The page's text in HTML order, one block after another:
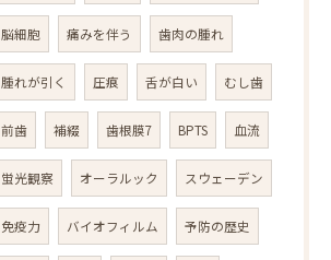
脳細胞 痛みを伴う 歯肉の腫れ
腫れが引く 圧痕 舌が白い むし歯
前歯 補綴 歯根膜7 BPTS 血流
蛍光観察 オーラルック スウェーデン
免疫力 バイオフィルム 予防の歴史